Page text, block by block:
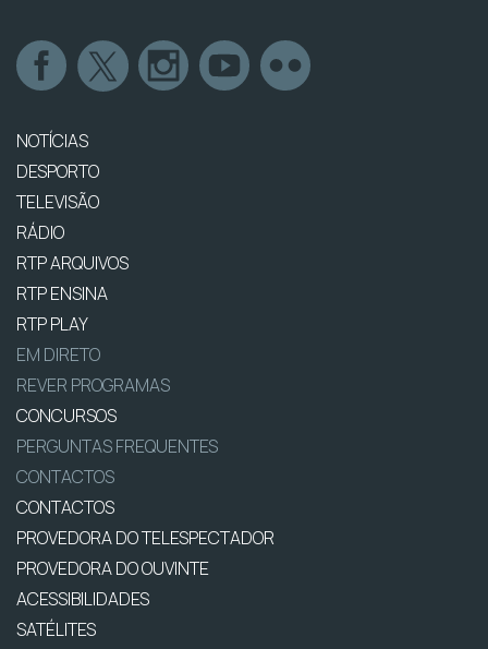
NOTÍCIAS
DESPORTO
TELEVISÃO
RÁDIO
RTP ARQUIVOS
RTP ENSINA
RTP PLAY
EM DIRETO
REVER PROGRAMAS
CONCURSOS
PERGUNTAS FREQUENTES
CONTACTOS
CONTACTOS
PROVEDORA DO TELESPECTADOR
PROVEDORA DO OUVINTE
ACESSIBILIDADES
SATÉLITES